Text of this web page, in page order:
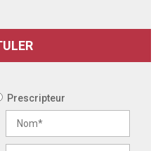
Prescripteur